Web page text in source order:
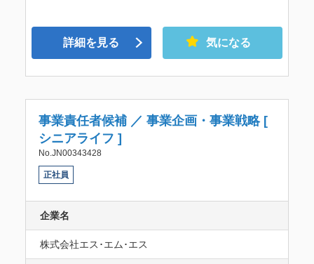
詳細を見る 気になる
事業責任者候補 ／ 事業企画・事業戦略 [
シニアライフ ]
No.JN00343428
正社員
企業名
株式会社エス･エム･エス